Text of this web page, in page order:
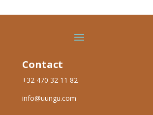
Contact
+32 470 32 11 82
info@uungu.com